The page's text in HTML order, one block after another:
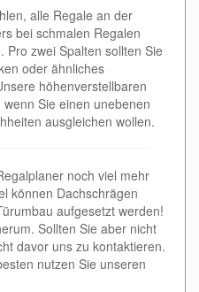
alle Regale an der
bei schmalen Regalen
zwei Spalten sollten Sie
oder ähnliches
höhenverstellbaren
Sie einen unebenen
ausgleichen wollen.
noch viel mehr
können Dachschrägen
aufgesetzt werden!
Sollten Sie aber nicht
davor uns zu kontaktieren.
nutzen Sie unseren